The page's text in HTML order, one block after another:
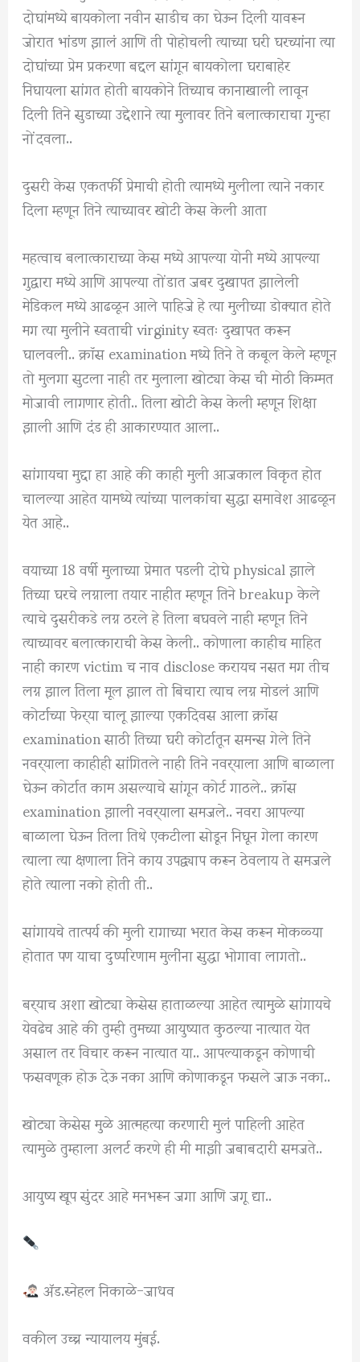
दोघांमध्ये बायकोला नवीन साडीच का घेऊन दिली यावरून
जोरात भांडण झालं आणि ती पोहोचली त्याच्या घरी घरच्यांना त्या
दोघांच्या प्रेम प्रकरणा बद्दल सांगून बायकोला घराबाहेर
निघायला सांगत होती बायकोने तिच्याच कानाखाली लावून
दिली तिने सुडाच्या उद्देशाने त्या मुलावर तिने बलात्काराचा गुन्हा
नोंदवला..
दुसरी केस एकतर्फी प्रेमाची होती त्यामध्ये मुलीला त्याने नकार
दिला म्हणून तिने त्याच्यावर खोटी केस केली आता
महत्वाच बलात्काराच्या केस मध्ये आपल्या योनी मध्ये आपल्या
गुद्वारा मध्ये आणि आपल्या तोंडात जबर दुखापत झालेली
मेडिकल मध्ये आढळून आले पाहिजे हे त्या मुलीच्या डोक्यात होते
मग त्या मुलीने स्वताची virginity स्वतः दुखापत करून
घालवली.. क्रॉस examination मध्ये तिने ते कबूल केले म्हणून
तो मुलगा सुटला नाही तर मुलाला खोट्या केस ची मोठी किम्मत
मोजावी लागणार होती.. तिला खोटी केस केली म्हणून शिक्षा
झाली आणि दंड ही आकारण्यात आला..
सांगायचा मुद्दा हा आहे की काही मुली आजकाल विकृत होत
चालल्या आहेत यामध्ये त्यांच्या पालकांचा सुद्धा समावेश आढळून
येत आहे..
वयाच्या 18 वर्षी मुलाच्या प्रेमात पडली दोघे physical झाले
तिच्या घरचे लग्नाला तयार नाहीत म्हणून तिने breakup केले
त्याचे दुसरीकडे लग्न ठरले हे तिला बघवले नाही म्हणून तिने
त्याच्यावर बलात्काराची केस केली.. कोणाला काहीच माहित
नाही कारण victim च नाव disclose करायच नसत मग तीच
लग्न झाल तिला मूल झाल तो बिचारा त्याच लग्न मोडलं आणि
कोर्टाच्या फेर्‍या चालू झाल्या एकदिवस आला क्रॉस
examination साठी तिच्या घरी कोर्टातून समन्स गेले तिने
नवर्‍याला काहीही सांगितले नाही तिने नवर्‍याला आणि बाळाला
घेऊन कोर्टात काम असल्याचे सांगून कोर्ट गाठले.. क्रॉस
examination झाली नवर्‍याला समजले.. नवरा आपल्या
बाळाला घेऊन तिला तिथे एकटीला सोडून निघून गेला कारण
त्याला त्या क्षणाला तिने काय उपद्व्याप करून ठेवलाय ते समजले
होते त्याला नको होती ती..
सांगायचे तात्पर्य की मुली रागाच्या भरात केस करून मोकळ्या
होतात पण याचा दुष्परिणाम मुलींना सुद्धा भोगावा लागतो..
बर्‍याच अशा खोट्या केसेस हाताळल्या आहेत त्यामुळे सांगायचे
येवढेच आहे की तुम्ही तुमच्या आयुष्यात कुठल्या नात्यात येत
असाल तर विचार करून नात्यात या.. आपल्याकडून कोणाची
फसवणूक होऊ देऊ नका आणि कोणाकडून फसले जाऊ नका..
खोट्या केसेस मुळे आत्महत्या करणारी मुलं पाहिली आहेत
त्यामुळे तुम्हाला अलर्ट करणे ही मी माझी जबाबदारी समजते..
आयुष्य खूप सुंदर आहे मनभरून जगा आणि जगू द्या..
ॲड.स्नेहल निकाळे-जाधव
वकील उच्च न्यायालय मुंबई.